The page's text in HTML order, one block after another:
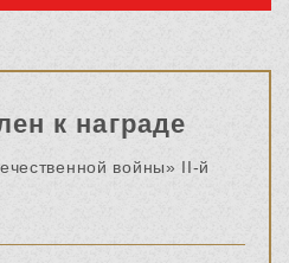
к награде
войны» II-й